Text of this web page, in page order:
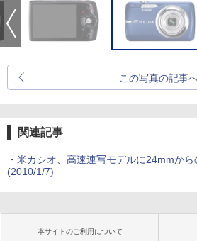
この写真の記事
関連記事
・ 米カシオ、高速連写モデルに24mmから
(2010/1/7)
本サイトのご利用について